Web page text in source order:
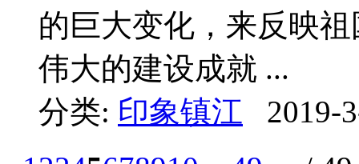
的巨大变化，来反映
伟大的建设成就 ...
分类: 印象镇江
2019-